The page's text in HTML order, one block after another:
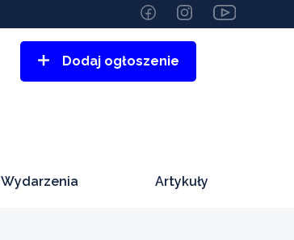
Dodaj ogłoszenie
Wydarzenia Artykuły